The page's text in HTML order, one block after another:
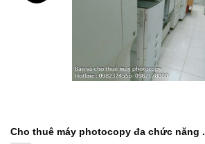
Cho thuê máy photocopy đa chức năng .